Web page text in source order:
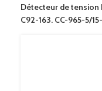
Détecteur de tension
C92-163. CC-965-5/